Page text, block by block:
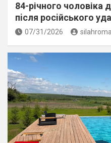
84-річного чоловіка
пiсля росiйського
07/31/2026